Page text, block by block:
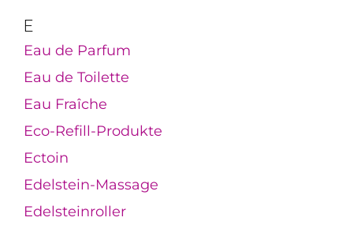
E
Eau de Parfum
Eau de Toilette
Eau Fraîche
Eco-Refill-Produkte
Ectoin
Edelstein-Massage
Edelsteinroller